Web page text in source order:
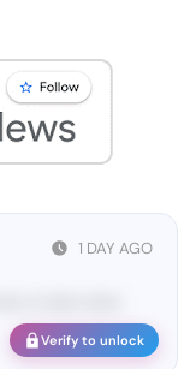
1 DAY AGO
Verify to unlock